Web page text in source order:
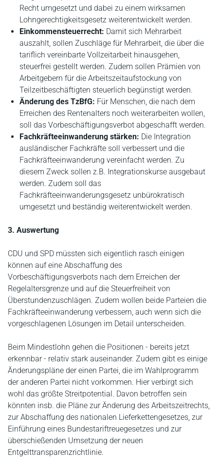
Recht umgesetzt und dabei zu einem wirksamen
Lohngerechtigkeitsgesetz weiterentwickelt werden.
Einkommensteuerrecht: Damit sich Mehrarbeit
auszahlt, sollen Zuschläge für Mehrarbeit, die über die
tariflich vereinbarte Vollzeitarbeit hinausgehen,
steuerfrei gestellt werden. Zudem sollen Prämien von
Arbeitgebern für die Arbeitszeitaufstockung von
Teilzeitbeschäftigten steuerlich begünstigt werden.
Änderung des TzBfG: Für Menschen, die nach dem
Erreichen des Rentenalters noch weiterarbeiten wollen,
soll das Vorbeschäftigungsverbot abgeschafft werden.
Fachkräfteeinwanderung stärken: Die Integration
ausländischer Fachkräfte soll verbessert und die
Fachkräfteeinwanderung vereinfacht werden. Zu
diesem Zweck sollen z.B. Integrationskurse ausgebaut
werden. Zudem soll das
Fachkräfteeinwanderungsgesetz unbürokratisch
umgesetzt und beständig weiterentwickelt werden.
3. Auswertung
CDU und SPD müssten sich eigentlich rasch einigen
können auf eine Abschaffung des
Vorbeschäftigungsverbots nach dem Erreichen der
Regelaltersgrenze und auf die Steuerfreiheit von
Überstundenzuschlägen. Zudem wollen beide Parteien die
Fachkräfteeinwanderung verbessern, auch wenn sich die
vorgeschlagenen Lösungen im Detail unterscheiden.
Beim Mindestlohn gehen die Positionen - bereits jetzt
erkennbar - relativ stark auseinander. Zudem gibt es einige
Änderungspläne der einen Partei, die im Wahlprogramm
der anderen Partei nicht vorkommen. Hier verbirgt sich
wohl das größte Streitpotential. Davon betroffen sein
könnten insb. die Pläne zur Änderung des Arbeitszeitrechts,
zur Abschaffung des nationalen Lieferkettengesetzes, zur
Einführung eines Bundestariftreuegesetzes und zur
überschießenden Umsetzung der neuen
Entgelttransparenzrichtlinie.